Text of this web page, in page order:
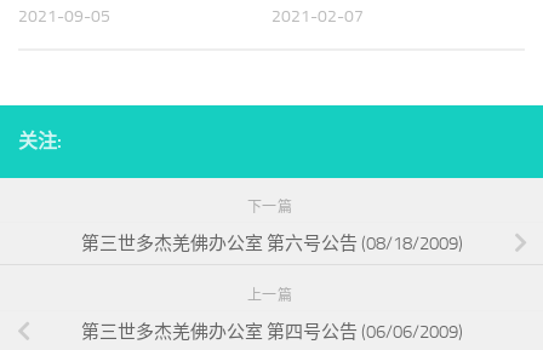
2021-09-05 2021-02-07
关注:
下一篇
第三世多杰羌佛办公室 第六号公告 (08/18/2009)
上一篇
第三世多杰羌佛办公室 第四号公告 (06/06/2009)